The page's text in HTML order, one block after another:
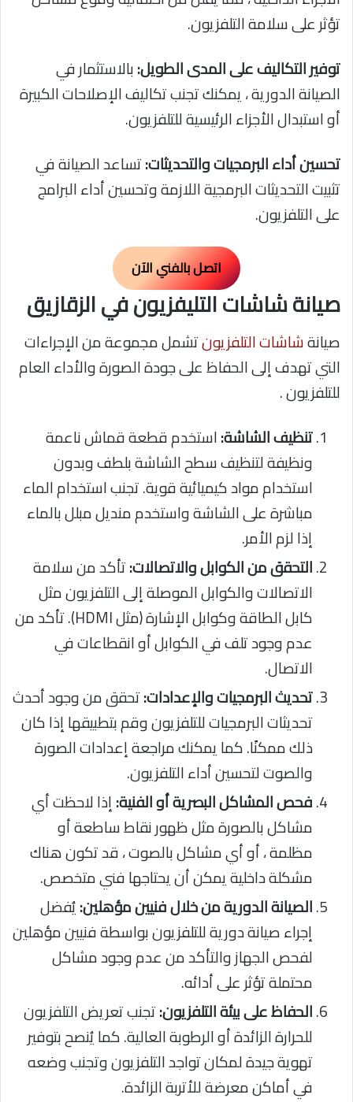
تؤثر على سلامة التلفزيون.
توفير التكاليف على المدى الطويل:بالاستثمار في
الصيانة الدورية ، يمكنك تجنب تكاليف الإصلاحات الكبيرة
أو استبدال الأجزاء الرئيسية للتلفزيون.
تحسين أداء البرمجيات والتحديثات:تساعد الصيانة في
تثبيت التحديثات البرمجية اللازمة وتحسين أداء البرامج
على التلفزيون.
اتصل بالفني الآن
صيانة شاشات التليفزيون في الزقازيق
صيانةشاشات التلفزيونتشمل مجموعة من الإجراءات
التي تهدف إلى الحفاظ على جودة الصورة والأداء العام
للتلفزيون .
تنظيف الشاشة:استخدم قطعة قماش ناعمة
ونظيفة لتنظيف سطح الشاشة بلطف وبدون
استخدام مواد كيميائية قوية. تجنب استخدام الماء
مباشرة على الشاشة واستخدم منديل مبلل بالماء
إذا لزم الأمر.
التحقق من الكوابل والاتصالات:تأكد من سلامة
الاتصالات والكوابل الموصلة إلى التلفزيون مثل
كابل الطاقة وكوابل الإشارة (مثل HDMI). تأكد من
عدم وجود تلف في الكوابل أو انقطاعات في
الاتصال.
تحديث البرمجيات والإعدادات:تحقق من وجود أحدث
تحديثات البرمجيات للتلفزيون وقم بتطبيقها إذا كان
ذلك ممكنًا. كما يمكنك مراجعة إعدادات الصورة
والصوت لتحسين أداء التلفزيون.
فحص المشاكل البصرية أو الفنية:إذا لاحظت أي
مشاكل بالصورة مثل ظهور نقاط ساطعة أو
مظلمة ، أو أي مشاكل بالصوت ، قد تكون هناك
مشكلة داخلية يمكن أن يحتاجها فني متخصص.
الصيانة الدورية من خلال فنيين مؤهلين:يُفضل
إجراء صيانة دورية للتلفزيون بواسطة فنيين مؤهلين
لفحص الجهاز والتأكد من عدم وجود مشاكل
محتملة تؤثر على أدائه.
الحفاظ على بيئة التلفزيون:تجنب تعريض التلفزيون
للحرارة الزائدة أو الرطوبة العالية. كما يُنصح بتوفير
تهوية جيدة لمكان تواجد التلفزيون وتجنب وضعه
في أماكن معرضة للأتربة الزائدة.